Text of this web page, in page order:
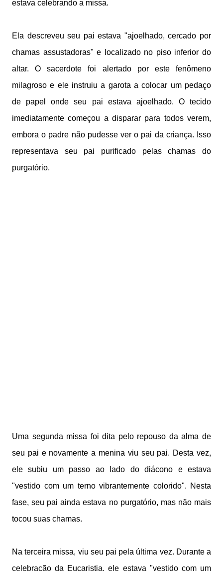
estava celebrando a missa.
Ela descreveu seu pai estava "ajoelhado, cercado por
chamas assustadoras" e localizado no piso inferior do
altar. O sacerdote foi alertado por este fenômeno
milagroso e ele instruiu a garota a colocar um pedaço
de papel onde seu pai estava ajoelhado. O tecido
imediatamente começou a disparar para todos verem,
embora o padre não pudesse ver o pai da criança. Isso
representava seu pai purificado pelas chamas do
purgatório.
Uma segunda missa foi dita pelo repouso da alma de
seu pai e novamente a menina viu seu pai. Desta vez,
ele subiu um passo ao lado do diácono e estava
"vestido com um terno vibrantemente colorido". Nesta
fase, seu pai ainda estava no purgatório, mas não mais
tocou suas chamas.
Na terceira missa, viu seu pai pela última vez. Durante a
celebração da Eucaristia, ele estava "vestido com um